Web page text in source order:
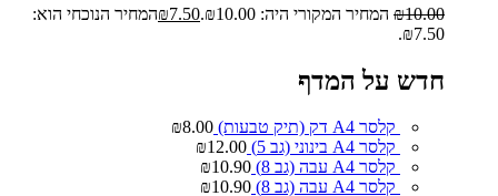
₪10.00 המחיר המקורי היה: ₪10.00. ₪7.50
המחיר הנוכחי הוא:
₪7.50.
חדש על המדף
קלסר A4 דק (תיק טבעות) ₪8.00
קלסר A4 בינוני (גב 5)
₪12.00
קלסר A4 עבה (גב 8)
₪10.90
קלסר A4 עבה (גב 8)
₪10.90